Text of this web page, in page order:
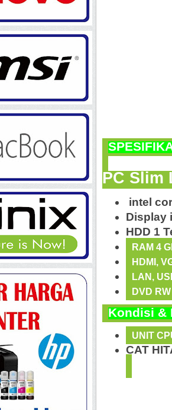
PC Slim
intel
Display
HDD 1
RAM 4
HDMI,
LAN,
DVD RW
Kondisi &
UNIT
CAT